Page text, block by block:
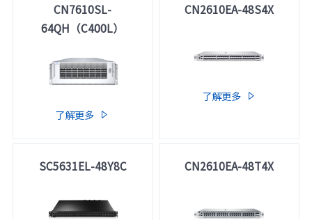
CN7610SL-
64QH（C400L）
了解更多 
CN2610EA-48S4X
了解更多 
SC5631EL-48Y8C CN2610EA-48T4X